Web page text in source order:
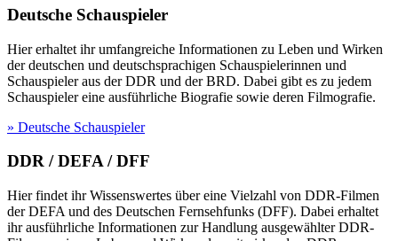
Deutsche Schauspieler
Hier erhaltet ihr umfangreiche Informationen zu Leben und Wirken
der deutschen und deutschsprachigen Schauspielerinnen und
Schauspieler aus der DDR und der BRD. Dabei gibt es zu jedem
Schauspieler eine ausführliche Biografie sowie deren Filmografie.
» Deutsche Schauspieler
DDR / DEFA / DFF
Hier findet ihr Wissenswertes über eine Vielzahl von DDR-Filmen
der DEFA und des Deutschen Fernsehfunks (DFF). Dabei erhaltet
ihr ausführliche Informationen zur Handlung ausgewählter DDR-